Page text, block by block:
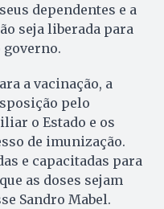
dependentes e a
seja liberada para
a vacinação, a
pelo
o Estado e os
de imunização.
e capacitadas para
as doses sejam
Sandro Mabel.